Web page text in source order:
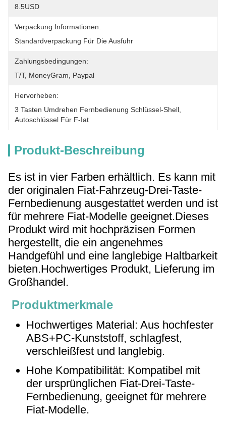
8.5USD
Verpackung Informationen:
Standardverpackung Für Die Ausfuhr
Zahlungsbedingungen:
T/T, MoneyGram, Paypal
Hervorheben:
3 Tasten Umdrehen Fernbedienung Schlüssel-Shell
Autoschlüssel Für F-Iat
Produkt-Beschreibung
Es ist in vier Farben erhältlich. Es kann mit
der originalen Fiat-Fahrzeug-Drei-Taste-
Fernbedienung ausgestattet werden und ist
für mehrere Fiat-Modelle geeignet.Dieses
Produkt wird mit hochpräzisen Formen
hergestellt, die ein angenehmes
Handgefühl und eine langlebige Haltbarkeit
bieten.Hochwertiges Produkt, Lieferung im
Großhandel.
Produktmerkmale
Hochwertiges Material: Aus hochfester
ABS+PC-Kunststoff, schlagfest,
verschleißfest und langlebig.
Hohe Kompatibilität: Kompatibel mit
der ursprünglichen Fiat-Drei-Taste-
Fernbedienung, geeignet für mehrere
Fiat-Modelle.